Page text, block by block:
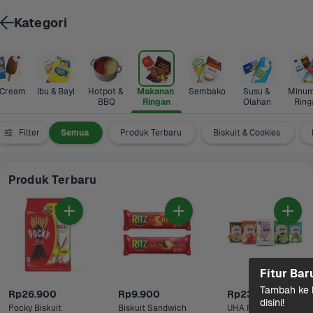
Ibu & Bayi
Hotpot &
BBQ
Makanan
Ringan
Sembako
Susu &
Olahan
Filter Semua Produk Terbaru Biskuit & Cookies
Produk Terbaru
Rp26.900
Pocky Biskuit
Rp9.900
Biskuit Sandwich
Rp23.500
UHA Permen
Kategori
Fitur
Tambah ke
disini!